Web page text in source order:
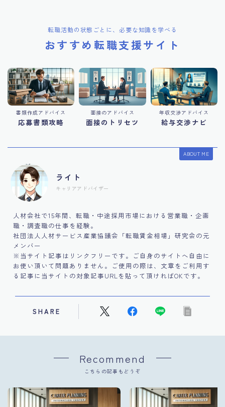
転職活動の状態ごとに、必要な知識を学べる
おすすめ転職支援サイト
書類作成アドバイス
応募書類攻略
面接のアドバイス
面接のトリセツ
年収交渉アドバイス
給与交渉ナビ
ABOUT ME
ライト
キャリアアドバイザー
人材会社で15年間、転職・中途採用市場における営業職・企画
職・調査職の仕事を経験。
社団法人人材サービス産業協議会「転職賃金相場」研究会の元
メンバー
※当サイト記事はリンクフリーです。ご自身のサイトへ自由に
お使い頂いて問題ありません。ご使用の際は、文章をご利用す
る記事に当サイトの対象記事URLを貼って頂ければOKです。
SHARE
Recommend
こちらの記事もどうぞ